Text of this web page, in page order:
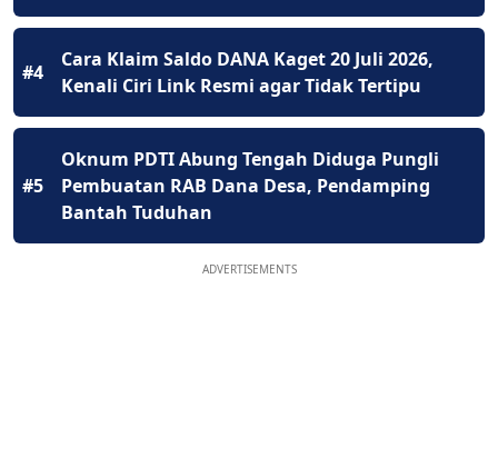
#4
Cara Klaim Saldo DANA Kaget 20 Juli 2026,
Kenali Ciri Link Resmi agar Tidak Tertipu
#5
Oknum PDTI Abung Tengah Diduga Pungli
Pembuatan RAB Dana Desa, Pendamping
Bantah Tuduhan
ADVERTISEMENTS